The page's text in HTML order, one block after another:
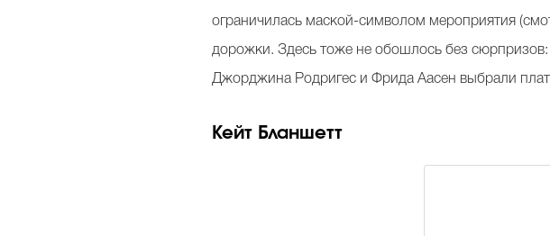
ограничилась маской-символом мероприятия
дорожки. Здесь тоже не обошлось без сюрпризов:
Джорджина Родригес и Фрида Аасен выбрали
Кейт Бланшетт